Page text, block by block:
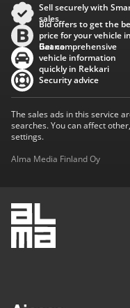
Sell securely with
sales
Bid offers to get the
price for your vehicle in
Baana
Get comprehensive
vehicle information
quickly in Rekkari
Security advice
The sales ads in this service
searches. You can affect
settings.
Alma Media Finland Oy